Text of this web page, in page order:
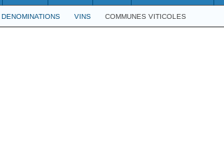
DENOMINATIONS VINS COMMUNES VITICOLES